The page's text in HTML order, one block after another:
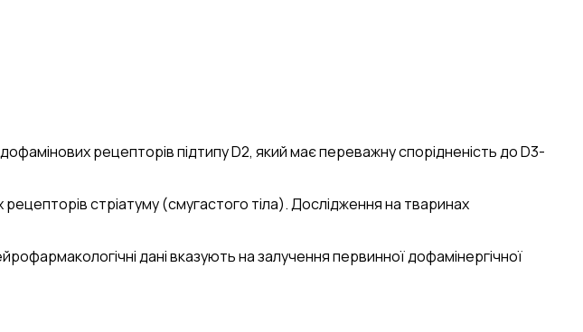
рецепторів підтипу D2, який має переважну спорідненість до D3-
стріатуму (смугастого тіла). Дослідження на тваринах
дані вказують на залучення первинної дофамінергічної